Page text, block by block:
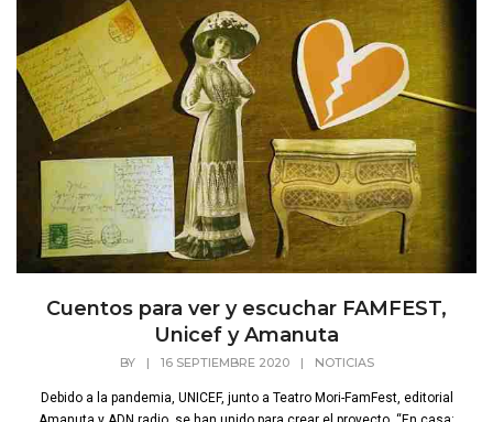
Cuentos para ver y escuchar FAMFEST,
Unicef y Amanuta
BY | 16 SEPTIEMBRE 2020 | NOTICIAS
Debido a la pandemia, UNICEF, junto a Teatro Mori-FamFest, editorial